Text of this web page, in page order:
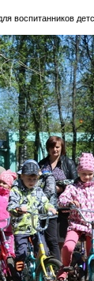
воспитанников